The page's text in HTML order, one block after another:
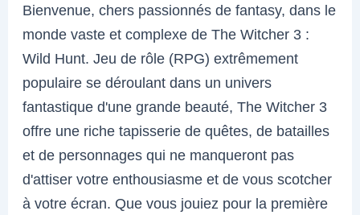
Bienvenue, chers passionnés de fantasy, dans le
monde vaste et complexe de The Witcher 3 :
Wild Hunt. Jeu de rôle (RPG) extrêmement
populaire se déroulant dans un univers
fantastique d'une grande beauté, The Witcher 3
offre une riche tapisserie de quêtes, de batailles
et de personnages qui ne manqueront pas
d'attiser votre enthousiasme et de vous scotcher
à votre écran. Que vous jouiez pour la première